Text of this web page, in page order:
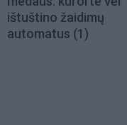
ištuštino žaidimų
automatus (1)